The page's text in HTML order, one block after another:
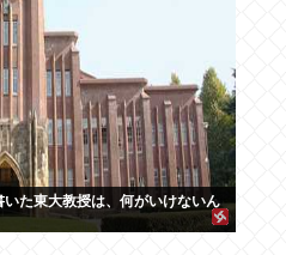
た東大教授は、何がいけないん